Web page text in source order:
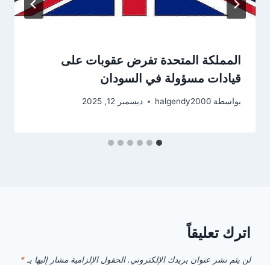
المملكة المتحدة تفرض عقوبات على
قيادات مسؤولة في السودان
بواسطة halgendy2000 ديسمبر 12, 2025
اترك تعليقاً
لن يتم نشر عنوان بريدك الإلكتروني. الحقول الإلزامية مشار إليها بـ *